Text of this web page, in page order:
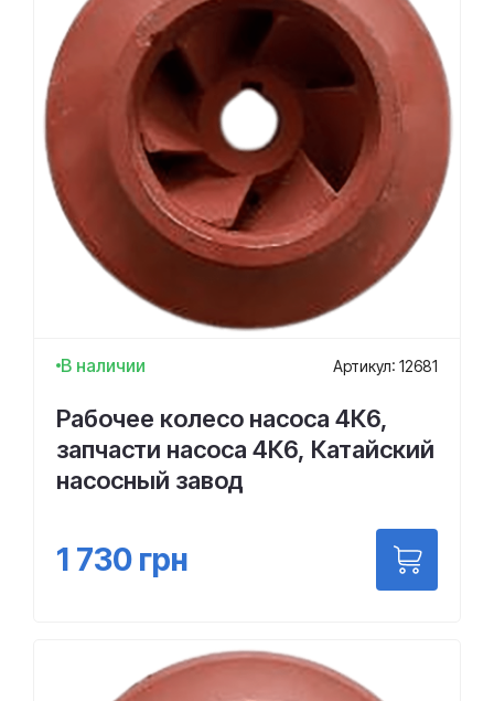
В наличии Артикул: 12681
Рабочее колесо насоса 4К6,
запчасти насоса 4К6, Катайский
насосный завод
1 730 грн